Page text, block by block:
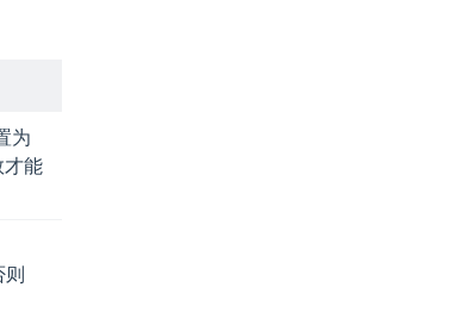
为
才能
则